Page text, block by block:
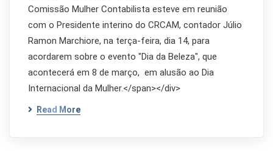
Comissão Mulher Contabilista esteve em reunião
com o Presidente interino do CRCAM, contador Júlio
Ramon Marchiore, na terça-feira, dia 14, para
acordarem sobre o evento "Dia da Beleza", que
acontecerá em 8 de março, em alusão ao Dia
Internacional da Mulher.</span></div>
Read More